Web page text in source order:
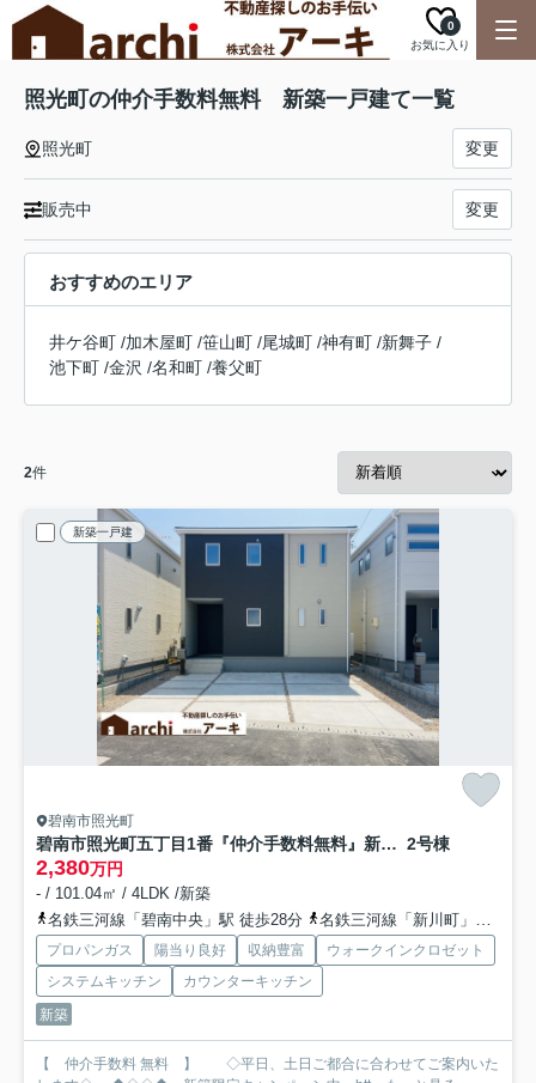
お気に入り
0
照光町の仲介手数料無料 新築一戸建て一覧
照光町 変更
販売中 変更
おすすめのエリア
井ケ谷町 /加木屋町 /笹山町 /尾城町 /神有町 /新舞子 /
池下町 /金沢 /名和町 /養父町
2件
新築一戸建
碧南市照光町
碧南市照光町五丁目1番『仲介手数料無料』新築一戸建て・建売 2号棟
2,380万円
- / 101.04㎡ / 4LDK /新築
名鉄三河線「碧南中央」駅 徒歩28分
名鉄三河線「新川町」駅 徒歩35分
プロパンガス 陽当り良好 収納豊富
ウォークインクロゼット
システムキッチン
カウンターキッチン
新築
【 仲介手数料 無料 】 ◇平日、土日ご都合に合わせてご案内いた